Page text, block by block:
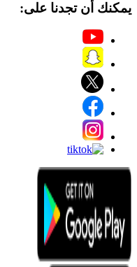
يمكنك أن تجدنا على: